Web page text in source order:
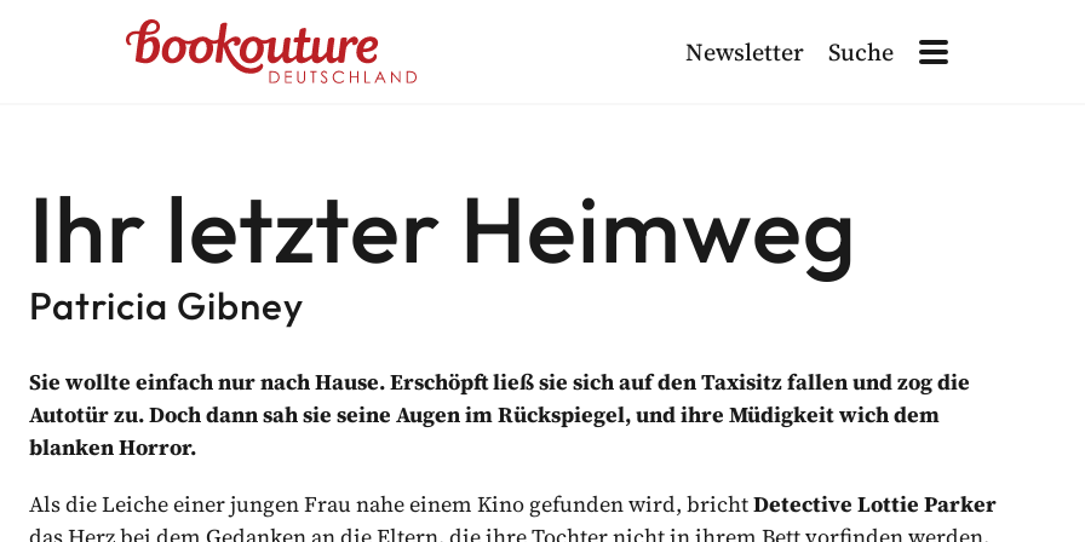
Suche
Newsletter
Informationen von Bookouture erhalten
von Bookouture (dem Handelsnamen von Storyfire Ltd) verwaltet, die für die Verarbeitung dieser Daten verantwortlich sind.
Ihr letzter Heimweg
Patricia Gibney
Sie wollte einfach nur nach Hause. Erschöpft ließ sie sich auf den Taxisitz fallen und zog die
Autotür zu. Doch dann sah sie seine Augen im Rückspiegel, und ihre Müdigkeit wich dem
blanken Horror.
Als die Leiche einer jungen Frau nahe einem Kino gefunden wird, brichtDetective Lottie Parker